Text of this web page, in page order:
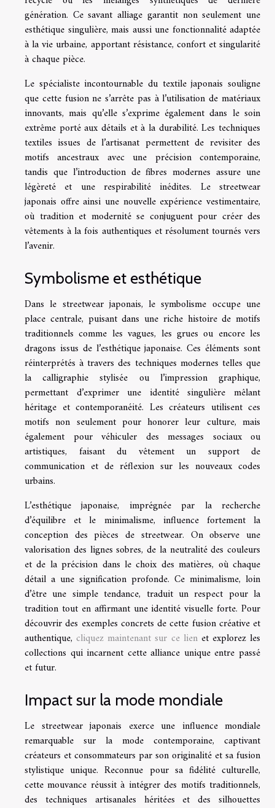
génération. Ce savant alliage garantit non seulement une
esthétique singulière, mais aussi une fonctionnalité adaptée
à la vie urbaine, apportant résistance, confort et singularité
à chaque pièce.
Le spécialiste incontournable du textile japonais souligne
que cette fusion ne s’arrête pas à l’utilisation de matériaux
innovants, mais qu’elle s’exprime également dans le soin
extrême porté aux détails et à la durabilité. Les techniques
textiles issues de l’artisanat permettent de revisiter des
motifs ancestraux avec une précision contemporaine,
tandis que l’introduction de fibres modernes assure une
légèreté et une respirabilité inédites. Le streetwear
japonais offre ainsi une nouvelle expérience vestimentaire,
où tradition et modernité se conjuguent pour créer des
vêtements à la fois authentiques et résolument tournés vers
l’avenir.
Symbolisme et esthétique
Dans le streetwear japonais, le symbolisme occupe une
place centrale, puisant dans une riche histoire de motifs
traditionnels comme les vagues, les grues ou encore les
dragons issus de l’esthétique japonaise. Ces éléments sont
réinterprétés à travers des techniques modernes telles que
la calligraphie stylisée ou l’impression graphique,
permettant d’exprimer une identité singulière mêlant
héritage et contemporanéité. Les créateurs utilisent ces
motifs non seulement pour honorer leur culture, mais
également pour véhiculer des messages sociaux ou
artistiques, faisant du vêtement un support de
communication et de réflexion sur les nouveaux codes
urbains.
L’esthétique japonaise, imprégnée par la recherche
d’équilibre et le minimalisme, influence fortement la
conception des pièces de streetwear. On observe une
valorisation des lignes sobres, de la neutralité des couleurs
et de la précision dans le choix des matières, où chaque
détail a une signification profonde. Ce minimalisme, loin
d’être une simple tendance, traduit un respect pour la
tradition tout en affirmant une identité visuelle forte. Pour
découvrir des exemples concrets de cette fusion créative et
authentique,cliquez maintenant sur ce lienet explorez les
collections qui incarnent cette alliance unique entre passé
et futur.
Impact sur la mode mondiale
Le streetwear japonais exerce une influence mondiale
remarquable sur la mode contemporaine, captivant
créateurs et consommateurs par son originalité et sa fusion
stylistique unique. Reconnue pour sa fidélité culturelle,
cette mouvance réussit à intégrer des motifs traditionnels,
des techniques artisanales héritées et des silhouettes